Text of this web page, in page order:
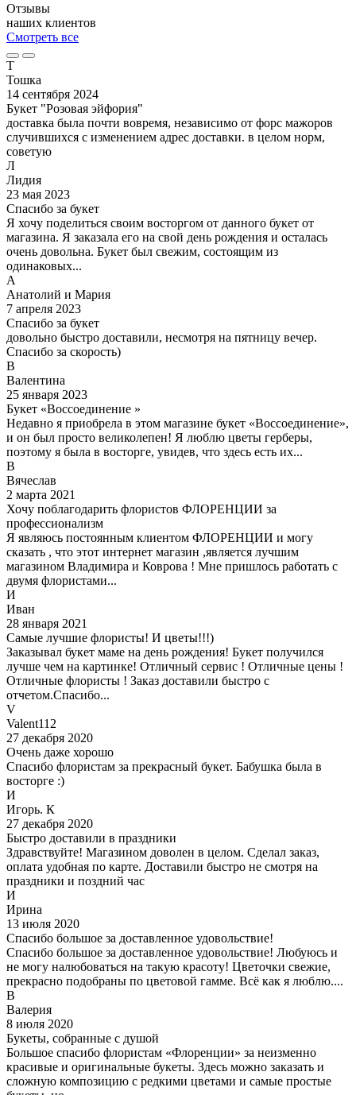
Отзывы
наших клиентов
Смотреть все
Т
Тошка
14 сентября 2024
Букет "Розовая эйфория"
доставка была почти вовремя, независимо от форс мажоров
случившихся с изменением адрес доставки. в целом норм,
советую
Л
Лидия
23 мая 2023
Спасибо за букет
Я хочу поделиться своим восторгом от данного букет от
магазина. Я заказала его на свой день рождения и осталась
очень довольна. Букет был свежим, состоящим из
одинаковых...
А
Анатолий и Мария
7 апреля 2023
Спасибо за букет
довольно быстро доставили, несмотря на пятницу вечер.
Спасибо за скорость)
В
Валентина
25 января 2023
Букет «Воссоединение »
Недавно я приобрела в этом магазине букет «Воссоединение»,
и он был просто великолепен! Я люблю цветы герберы,
поэтому я была в восторге, увидев, что здесь есть их...
В
Вячеслав
2 марта 2021
Хочу поблагодарить флористов ФЛОРЕНЦИИ за
профессионализм
Я являюсь постоянным клиентом ФЛОРЕНЦИИ и могу
сказать , что этот интернет магазин ,является лучшим
магазином Владимира и Коврова ! Мне пришлось работать с
двумя флористами...
И
Иван
28 января 2021
Самые лучшие флористы! И цветы!!!)
Заказывал букет маме на день рождения! Букет получился
лучше чем на картинке! Отличный сервис ! Отличные цены !
Отличные флористы ! Заказ доставили быстро с
отчетом.Спасибо...
V
Valent112
27 декабря 2020
Очень даже хорошо
Спасибо флористам за прекрасный букет. Бабушка была в
восторге :)
И
Игорь. К
27 декабря 2020
Быстро доставили в праздники
Здравствуйте! Магазином доволен в целом. Сделал заказ,
оплата удобная по карте. Доставили быстро не смотря на
праздники и поздний час
И
Ирина
13 июля 2020
Спасибо большое за доставленное удовольствие!
Спасибо большое за доставленное удовольствие! Любуюсь и
не могу налюбоваться на такую красоту! Цветочки свежие,
прекрасно подобраны по цветовой гамме. Всё как я люблю....
В
Валерия
8 июля 2020
Букеты, собранные с душой
Большое спасибо флористам «Флоренции» за неизменно
красивые и оригинальные букеты. Здесь можно заказать и
сложную композицию с редкими цветами и самые простые